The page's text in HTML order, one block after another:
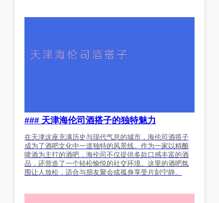
### 天津海伦司酒搭子的独特魅力
在天津这座充满历史与现代气息的城市，海伦司酒搭子
成为了酒吧文化中一道独特的风景线。作为一家以精酿
啤酒为主打的酒吧，海伦司不仅提供多款口感丰富的酒
品，还营造了一个轻松愉悦的社交环境。这里的酒吧氛
围让人放松，适合与朋友聚会或孤身享受片刻宁静。